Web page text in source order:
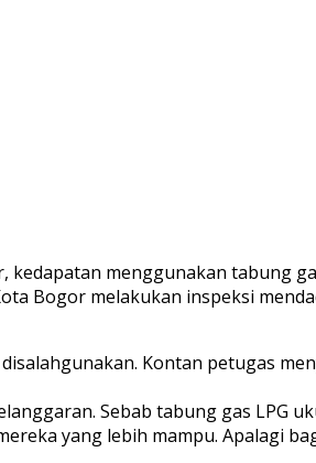
kedapatan menggunakan tabung
Bogor melakukan inspeksi
Kontan petugas
Sebab tabung gas LPG
yang lebih mampu. Apalagi